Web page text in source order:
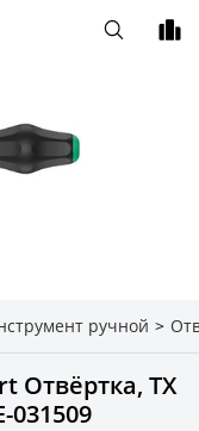
ручной >
Отвёртка, TX
031509